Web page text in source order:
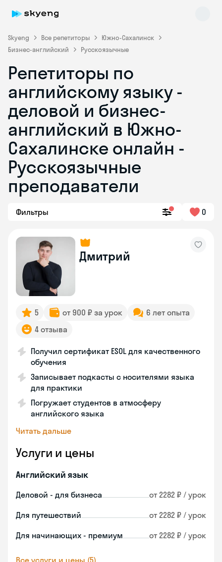
Skyeng Все репетиторы
Южно-Сахалинск
Бизнес-английский
Русскоязычные
Репетиторы по
английскому языку -
деловой и бизнес-
английский в Южно-
Сахалинске онлайн -
Русскоязычные
преподаватели
Фильтры 0
Дмитрий
5 от 900 ₽ за урок
6 лет опыта
4 отзыва
Получил сертификат ESOL для качественного
обучения
Записывает подкасты с носителями языка
для практики
Погружает студентов в атмосферу
английского языка
Читать дальше
Услуги и цены
Английский язык
Деловой - для бизнеса от 2282 ₽ / урок
Для путешествий от 2282 ₽ / урок
Для начинающих - премиум от 2282 ₽ / урок
Все услуги и цены (5)
Skyeng Chat